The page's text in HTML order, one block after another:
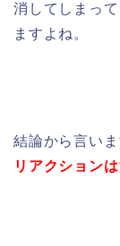
消してしまっ
ますよね。
結論から言いま
リアクション